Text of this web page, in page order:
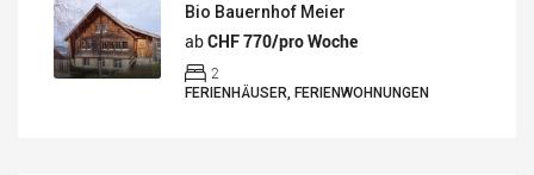
Bio Bauernhof Meier
abCHF 770/pro Woche
2
FERIENHÄUSER, FERIENWOHNUNGEN